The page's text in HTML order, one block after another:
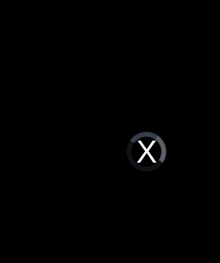
Video
Player
loading.